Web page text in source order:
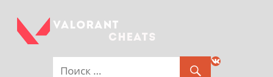
контенту
VALORANTВКонтакте